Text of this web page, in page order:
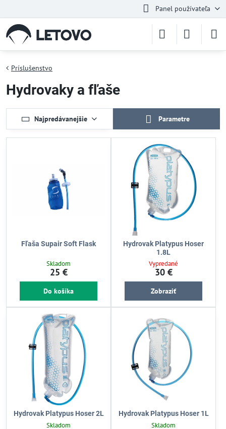
Panel používateľa
Príslušenstvo
Hydrovaky a fľaše
Najpredávanejšie Parametre
Fľaša Supair Soft Flask
Skladom
25 €
Do košíka
Hydrovak Platypus Hoser
1.8L
Vypredané
30 €
Zobraziť
Hydrovak Platypus Hoser 2L
Skladom
Hydrovak Platypus Hoser 1L
Skladom